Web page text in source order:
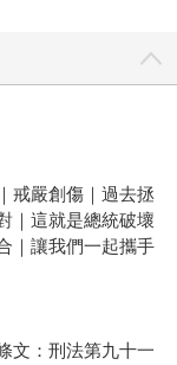
戒嚴創傷｜過去拯
｜這就是總統破壞
｜讓我們一起攜手
文：刑法第九十一